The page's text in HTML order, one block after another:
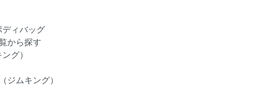
ディバッグ
から探す
グ）
ジムキング）